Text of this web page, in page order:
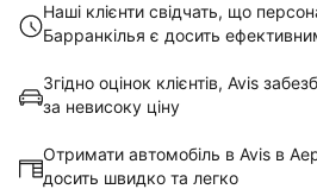
Наші клієнти свідчать, що
Барранкілья є досить
Згідно оцінок клієнтів, Avis
за невисоку ціну
Отримати автомобіль в Avis в
досить швидко та легко